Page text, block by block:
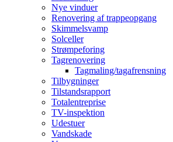
Nye vinduer
Renovering af trappeopgang
Skimmelsvamp
Solceller
Strømpeforing
Tagrenovering
Tagmaling/tagafrensning
Tilbygninger
Tilstandsrapport
Totalentreprise
TV-inspektion
Udestuer
Vandskade